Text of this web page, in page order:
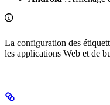
La configuration des
les applications Web et de